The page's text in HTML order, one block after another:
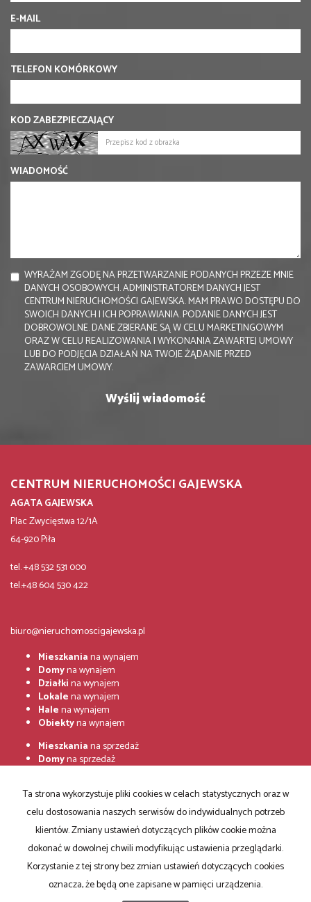
E-MAIL
TELEFON KOMÓRKOWY
KOD ZABEZPIECZAJĄCY
WIADOMOŚĆ
WYRAŻAM ZGODĘ NA PRZETWARZANIE PODANYCH PRZEZE MNIE
DANYCH OSOBOWYCH. ADMINISTRATOREM DANYCH JEST
CENTRUM NIERUCHOMOŚCI GAJEWSKA. MAM PRAWO DOSTĘPU DO
SWOICH DANYCH I ICH POPRAWIANIA. PODANIE DANYCH JEST
DOBROWOLNE. DANE ZBIERANE SĄ W CELU MARKETINGOWYM
ORAZ W CELU REALIZOWANIA I WYKONANIA ZAWARTEJ UMOWY
LUB DO PODJĘCIA DZIAŁAŃ NA TWOJE ŻĄDANIE PRZED
ZAWARCIEM UMOWY.
CENTRUM NIERUCHOMOŚCI GAJEWSKA
AGATA GAJEWSKA
Plac Zwycięstwa 12/1A
64-920 Piła
tel. +48 532 531 000
tel.+48 604 530 422
biuro@nieruchomoscigajewska.pl
Mieszkaniana wynajem
Domyna wynajem
Działkina wynajem
Lokalena wynajem
Halena wynajem
Obiektyna wynajem
Mieszkaniana sprzedaż
Domyna sprzedaż
na sprzedaż
Halena sprzedaż
Obiektyna sprzedaż
Strona główna Zgłoszenia Notatnik Kup Sprzedaj Kontakt
RODO
Ta strona wykorzystuje pliki cookies w celach statystycznych oraz w
celu dostosowania naszych serwisów do indywidualnych potrzeb
klientów. Zmiany ustawień dotyczących plików cookie można
dokonać w dowolnej chwili modyfikując ustawienia przeglądarki.
Korzystanie z tej strony bez zmian ustawień dotyczących cookies
oznacza, że będą one zapisane w pamięci urządzenia.